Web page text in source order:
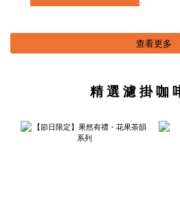
查看更多
精 選 濾 掛 咖